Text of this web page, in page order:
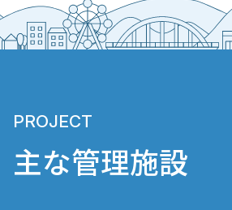
PROJECT
主な管理施設